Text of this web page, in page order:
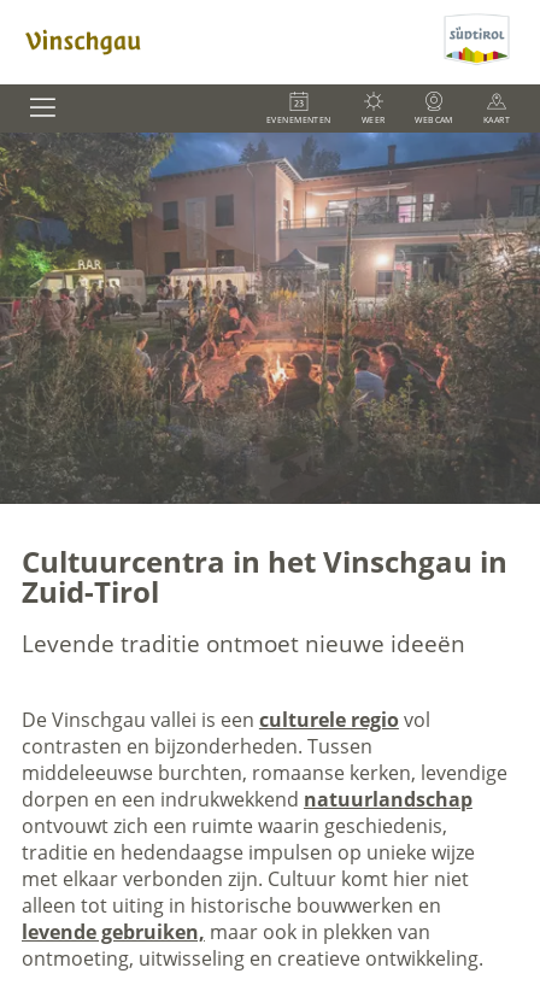
EVENEMENTEN WEER WEBCAM KAART
Cultuurcentra in het Vinschgau in
Zuid-Tirol
Levende traditie ontmoet nieuwe ideeën
De Vinschgau vallei is een culturele regiovol
contrasten en bijzonderheden. Tussen
middeleeuwse burchten, romaanse kerken, levendige
dorpen en een indrukwekkend natuurlandschap
ontvouwt zich een ruimte waarin geschiedenis,
traditie en hedendaagse impulsen op unieke wijze
met elkaar verbonden zijn. Cultuur komt hier niet
alleen tot uiting in historische bouwwerken en
levende gebruiken, maar ook in plekken van
ontmoeting, uitwisseling en creatieve ontwikkeling.